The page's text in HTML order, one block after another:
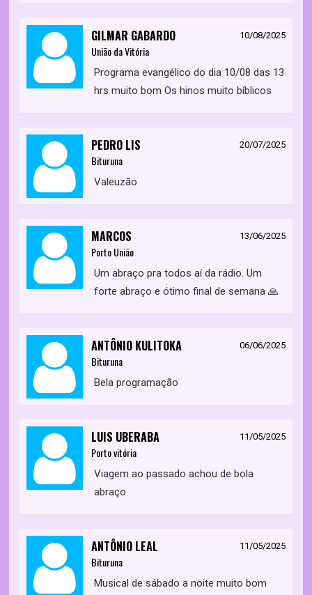
GILMAR GABARDO 10/08/2025
União da Vitória
Programa evangélico do dia 10/08 das 13
hrs muito bom Os hinos muito bíblicos
PEDRO LIS 20/07/2025
Bituruna
Valeuzão
MARCOS 13/06/2025
Porto União
Um abraço pra todos aí da rádio. Um
forte abraço e ótimo final de semana 🙏
ANTÔNIO KULITOKA 06/06/2025
Bituruna
Bela programação
LUIS UBERABA 11/05/2025
Porto vitória
Viagem ao passado achou de bola
abraço
ANTÔNIO LEAL 11/05/2025
Bituruna
Musical de sábado a noite muito bom